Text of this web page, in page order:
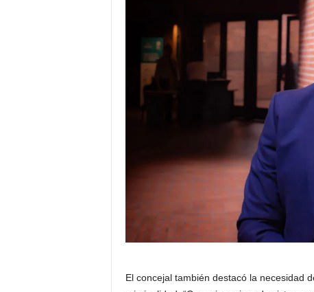
El concejal también destacó la necesidad